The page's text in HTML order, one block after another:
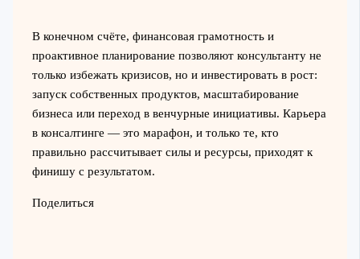
В конечном счёте, финансовая грамотность и
проактивное планирование позволяют консультанту не
только избежать кризисов, но и инвестировать в рост:
запуск собственных продуктов, масштабирование
бизнеса или переход в венчурные инициативы. Карьера
в консалтинге — это марафон, и только те, кто
правильно рассчитывает силы и ресурсы, приходят к
финишу с результатом.
Поделиться